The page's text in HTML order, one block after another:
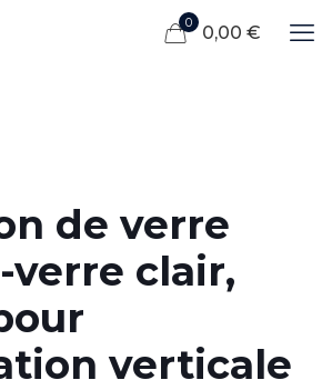
0 0,00 €
de verre
verre clair,
verticale